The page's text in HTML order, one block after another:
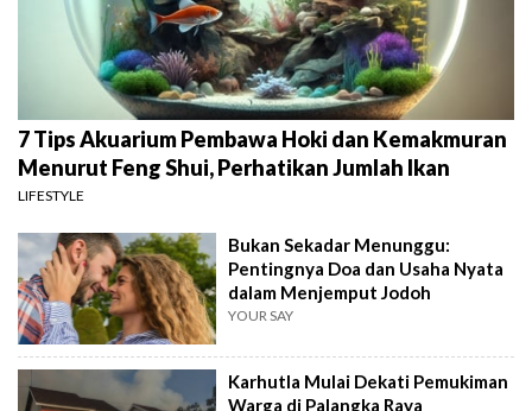
7 Tips Akuarium Pembawa Hoki dan Kemakmuran
Menurut Feng Shui, Perhatikan Jumlah Ikan
LIFESTYLE
Bukan Sekadar Menunggu:
Pentingnya Doa dan Usaha Nyata
dalam Menjemput Jodoh
YOUR SAY
Karhutla Mulai Dekati Pemukiman
Warga di Palangka Raya